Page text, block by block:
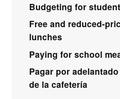
Budgeting for
Free and reduced-
lunches
Paying for school
Pagar por
de la cafetería